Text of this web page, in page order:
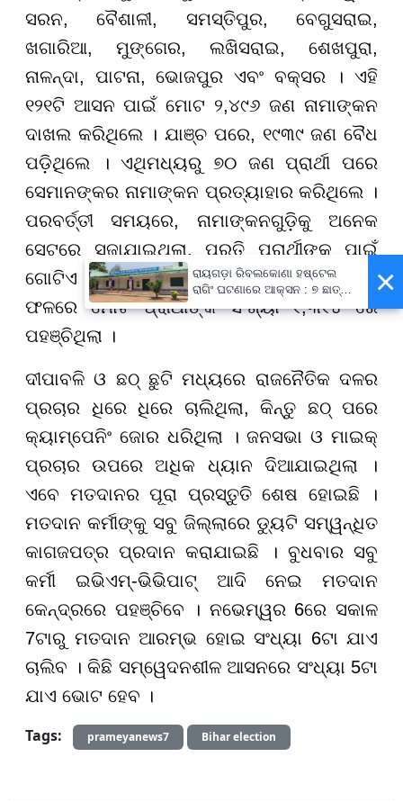
ସରନ,ବୈଶାଳୀ, ସମସ୍ତିପୁର,ବେଗୁସରାଇ,
ଖଗାରିଆ, ମୁଙ୍ଗେର, ଲଖିସରାଇ, ଶେଖପୁରା,
ନାଳନ୍ଦା, ପାଟନା,ଭୋଜପୁର ଏବଂ ବକ୍ସର । ଏହି
୧୨୧ଟି ଆସନ ପାଇଁ ମୋଟ ୨,୪୯୬ ଜଣ ନାମାଙ୍କନ
ଦାଖଲ କରିଥିଲେ । ଯାଞ୍ଚ ପରେ, ୧୯୩୯ ଜଣ ବୈଧ
ପଡ଼ିଥିଲେ । ଏଥିମଧ୍ୟରୁ ୭୦ ଜଣ ପ୍ରାର୍ଥୀ ପରେ
ସେମାନଙ୍କର ନାମାଙ୍କନ ପ୍ରତ୍ୟାହାର କରିଥିଲେ ।
ପରବର୍ତ୍ତୀ ସମୟରେ, ନାମାଙ୍କନଗୁଡ଼ିକୁ ଅନେକ
ସେଟରେ ସଜାଯାଇଥିଲା, ପ୍ରତି ପ୍ରାର୍ଥୀଙ୍କ ପାଇଁ
ଗୋଟିଏ ନାମାଙ୍କନ ବିଚାର କରାଯାଇଥିଲା,
ଫଳରେ ମୋଟ ପ୍ରାର୍ଥୀଙ୍କ ସଂଖ୍ୟା ୧,୩୧୪ ରେ
ପହଞ୍ଚିଥିଲା ।
ଦୀପାବଳି ଓ ଛଠ୍ ଛୁଟି ମଧ୍ୟରେ ରାଜନୈତିକ ଦଳର
ପ୍ରଚାର ଧିରେ ଧିରେ ଚାଲିଥିଲା, କିନ୍ତୁ ଛଠ୍ ପରେ
କ୍ୟାମ୍ପେନିଂ ଜୋର ଧରିଥିଲା । ଜନସଭା ଓ ମାଇକ୍
ପ୍ରଚାର ଉପରେ ଅଧିକ ଧ୍ୟାନ ଦିଆଯାଇଥିଲା ।
ଏବେ ମତଦାନର ପୂରା ପ୍ରସ୍ତୁତି ଶେଷ ହୋଇଛି ।
ମତଦାନ କର୍ମୀଙ୍କୁ ସବୁ ଜିଲ୍ଲାରେ ଡ୍ୟୁଟି ସମ୍ୱନ୍ଧିତ
କାଗଜପତ୍ର ପ୍ରଦାନ କରାଯାଇଛି । ବୁଧବାର ସବୁ
କର୍ମୀ ଇଭିଏମ୍-ଭିଭିପାଟ୍ ଆଦି ନେଇ ମତଦାନ
କେନ୍ଦ୍ରରେ ପହଞ୍ଚିବେ । ନଭେମ୍ୱର 6ରେ ସକାଳ
7ଟାରୁ ମତଦାନ ଆରମ୍ଭ ହୋଇ ସଂଧ୍ୟା 6ଟା ଯାଏ
ଚାଲିବ । କିଛି ସମ୍ୱେଦନଶୀଳ ଆସନରେ ସଂଧ୍ୟା 5ଟା
ଯାଏ ଭୋଟ ହେବ ।
Tags:
prameyanews7 Bihar election
×
ରାୟଗଡ଼ା ରିବଲକୋଣା ହଷ୍ଟେଲ
ରାଗିଂ ଘଟଣାରେ ଆକ୍ସନ : ୭ ଛାତ୍ର
ବହିଷ୍କୃତ, ପ୍ରଧାନଶିକ୍ଷକଙ୍କୁ
ନୋଟିସ୍